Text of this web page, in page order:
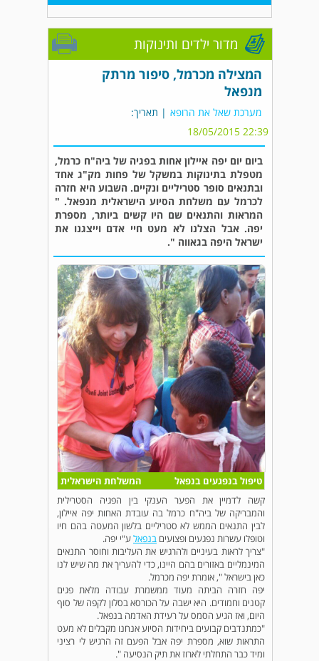
מדור ילדים ותינוקות
המצילה מכרמל, סיפור מרתק
מנפאל
מערכת שאל את הרופא | תאריך:
22:39 18/05/2015
ביום יום יפה איילון אחות בפגיה של ביה"ח כרמל,
מטפלת בתינוקות במשקל של פחות מק"ג אחד
ובתנאים סופר סטריליים ונקיים. השבוע היא חזרה
לכרמל עם משלחת הסיוע הישראלית מנפאל. "
המראות והתנאים שם היו קשים ביותר, מספרת
יפה. אבל הצלנו לא מעט חיי אדם וייצגנו את
ישראל היפה בגאווה ".
טיפול בנפגעים בנפאל
המשלחת הישראלית
קשה לדמיין את הפער הענקי בין הפגיה הסטרילית
והמבריקה של ביה"ח כרמל בה עובדת האחות יפה איילון,
לבין התנאים הממש לא סטריליים בלשון המעטה בהם חיו
וטופלו עשרות נפגעים ופצועים בנפאלע"י יפה.
"צריך לראות בעיניים ולהרגיש את העליבות וחוסר התנאים
המינמליים באזורים בהם היינו, כדי להעריך את מה שיש לנו
כאן בישראל ", אומרת יפה מכרמל.
יפה חזרה הביתה מעוד ממשמרת עבודה מלאת פגים
קטנים וחמודים. היא ישבה על הכורסא בסלון לקפה של סוף
היום, ואז הגיע הסמס על רעידת האדמה בנפאל.
"כמתנדבים קבועים ביחידות הסיוע אנחנו מקבלים לא מעט
התראות שוא, מספרת יפה אבל הפעם זה הרגיש לי רציני
ומיד כבר התחלתי לארוז את תיק הנסיעה ".